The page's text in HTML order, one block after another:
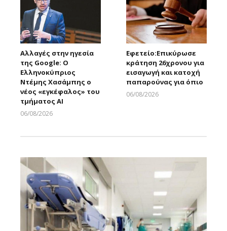
Αλλαγές στην ηγεσία
της Google: Ο
Ελληνοκύπριος
Ντέμης Χασάμπης ο
νέος «εγκέφαλος» του
τμήματος AI
06/08/2026
Εφετείο:Eπικύρωσε
κράτηση 26χρονου για
εισαγωγή και κατοχή
παπαρούνας για όπιο
06/08/2026